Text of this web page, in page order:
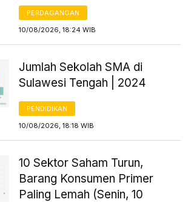
PERDAGANGAN
10/08/2026, 18:24 WIB
Jumlah Sekolah SMA di
Sulawesi Tengah | 2024
PENDIDIKAN
10/08/2026, 18:18 WIB
10 Sektor Saham Turun,
Barang Konsumen Primer
Paling Lemah (Senin, 10